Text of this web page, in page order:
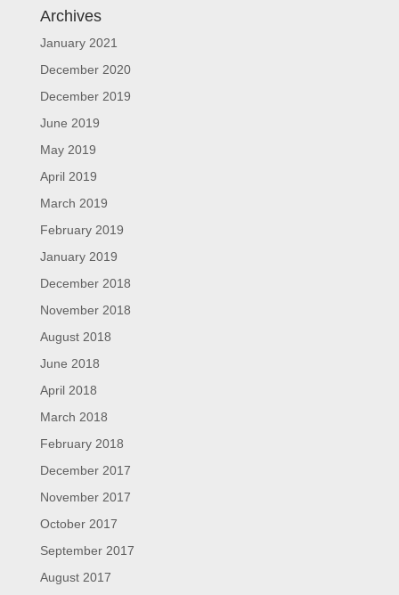
Archives
January 2021
December 2020
December 2019
June 2019
May 2019
April 2019
March 2019
February 2019
January 2019
December 2018
November 2018
August 2018
June 2018
April 2018
March 2018
February 2018
December 2017
November 2017
October 2017
September 2017
August 2017